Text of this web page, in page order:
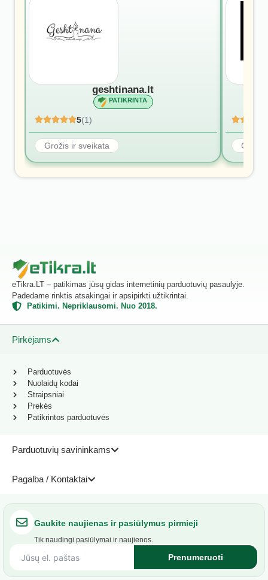
geshtinana.lt
PATIKRINTA
5(1)
Grožis ir sveikata Grožis
eTikra.LT – patikimas jūsų gidas internetinių parduotuvių pasaulyje.
Padedame rinktis atsakingai ir apsipirkti užtikrintai.
Patikimi. Nepriklausomi. Nuo 2018.
Pirkėjams
Parduotuvių savininkams
Pagalba / Kontaktai
Parduotuvės
Nuolaidų kodai
Straipsniai
Prekės
Patikrintos parduotuvės
Gaukite naujienas ir pasiūlymus pirmieji
Tik naudingi pasiūlymai ir naujienos.
Prenumeruoti